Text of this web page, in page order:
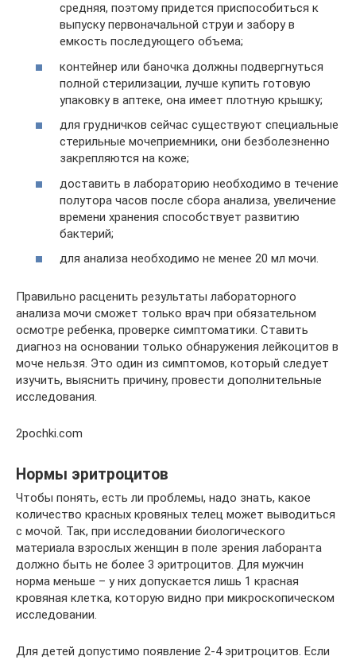
средняя, поэтому придется приспособиться к
выпуску первоначальной струи и забору в
емкость последующего объема;
контейнер или баночка должны подвергнуться
полной стерилизации, лучше купить готовую
упаковку в аптеке, она имеет плотную крышку;
для грудничков сейчас существуют специальные
стерильные мочеприемники, они безболезненно
закрепляются на коже;
доставить в лабораторию необходимо в течение
полутора часов после сбора анализа, увеличение
времени хранения способствует развитию
бактерий;
для анализа необходимо не менее 20 мл мочи.
Правильно расценить результаты лабораторного
анализа мочи сможет только врач при обязательном
осмотре ребенка, проверке симптоматики. Ставить
диагноз на основании только обнаружения лейкоцитов в
моче нельзя. Это один из симптомов, который следует
изучить, выяснить причину, провести дополнительные
исследования.
2pochki.com
Нормы эритроцитов
Чтобы понять, есть ли проблемы, надо знать, какое
количество красных кровяных телец может выводиться
с мочой. Так, при исследовании биологического
материала взрослых женщин в поле зрения лаборанта
должно быть не более 3 эритроцитов. Для мужчин
норма меньше – у них допускается лишь 1 красная
кровяная клетка, которую видно при микроскопическом
исследовании.
Для детей допустимо появление 2-4 эритроцитов. Если